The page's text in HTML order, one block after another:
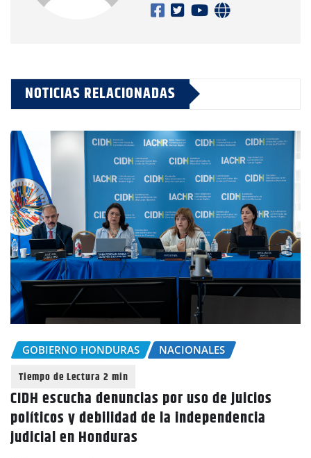
NOTICIAS RELACIONADAS
GOBIERNO HONDURAS NACIONALES
CIDH escucha denuncias por uso de juicios
políticos y debilidad de la independencia
judicial en Honduras